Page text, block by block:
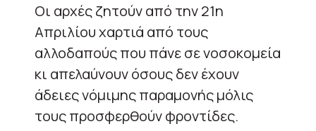
Οι αρχές ζητούν από την 21η
Απριλίου χαρτιά από τους
αλλοδαπούς που πάνε σε νοσοκομεία
κι απελαύνουν όσους δεν έχουν
άδειες νόμιμης παραμονής μόλις
τους προσφερθούν φροντίδες.